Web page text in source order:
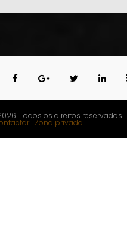
Todos os direitos reservados. |
| Zona privada